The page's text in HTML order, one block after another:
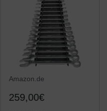
Amazon.de
259,00€